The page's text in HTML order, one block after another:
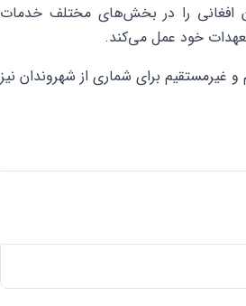
افغانی را در بخش‌های مختلف خدمات
خود عمل می‌کند.
غیرمستقیم برای شماری از شهروندان نیز